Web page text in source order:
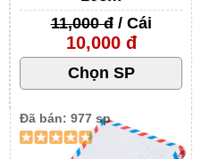
11,000 đ/ Cái
10,000 đ
Đã bán: 977 sp